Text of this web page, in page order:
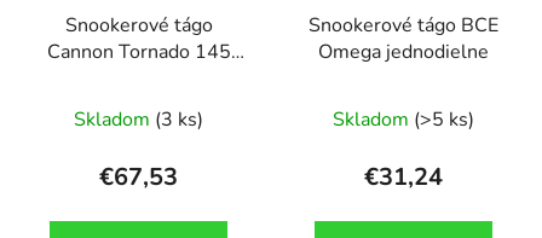
Snookerové tágo
Cannon Tornado 145
Skladom (3 ks)
€67,53
Snookerové tágo BCE
Omega jednodielne
Skladom (>5 ks)
€31,24